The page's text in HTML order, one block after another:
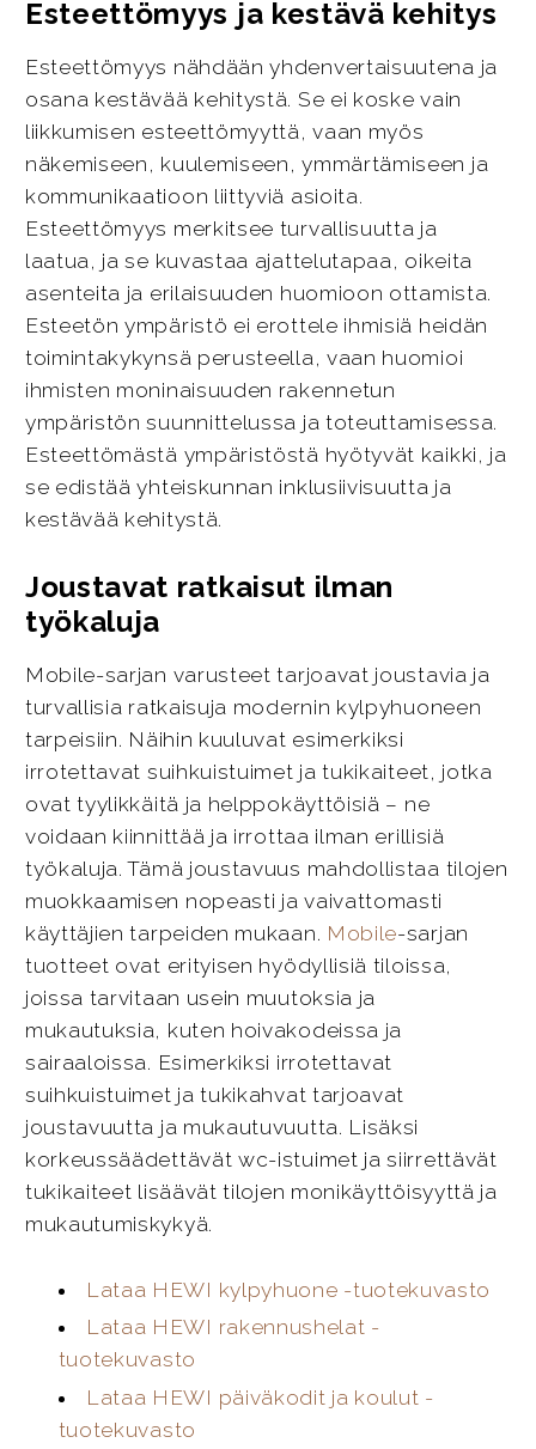
Esteettömyys ja kestävä kehitys
Esteettömyys nähdään yhdenvertaisuutena ja
osana kestävää kehitystä. Se ei koske vain
liikkumisen esteettömyyttä, vaan myös
näkemiseen, kuulemiseen, ymmärtämiseen ja
kommunikaatioon liittyviä asioita.
Esteettömyys merkitsee turvallisuutta ja
laatua, ja se kuvastaa ajattelutapaa, oikeita
asenteita ja erilaisuuden huomioon ottamista.
Esteetön ympäristö ei erottele ihmisiä heidän
toimintakykynsä perusteella, vaan huomioi
ihmisten moninaisuuden rakennetun
ympäristön suunnittelussa ja toteuttamisessa.
Esteettömästä ympäristöstä hyötyvät kaikki, ja
se edistää yhteiskunnan inklusiivisuutta ja
kestävää kehitystä.
Joustavat ratkaisut ilman
työkaluja
Mobile-sarjan varusteet tarjoavat joustavia ja
turvallisia ratkaisuja modernin kylpyhuoneen
tarpeisiin. Näihin kuuluvat esimerkiksi
irrotettavat suihkuistuimet ja tukikaiteet, jotka
ovat tyylikkäitä ja helppokäyttöisiä – ne
voidaan kiinnittää ja irrottaa ilman erillisiä
työkaluja. Tämä joustavuus mahdollistaa tilojen
muokkaamisen nopeasti ja vaivattomasti
käyttäjien tarpeiden mukaan. Mobile-sarjan
tuotteet ovat erityisen hyödyllisiä tiloissa,
joissa tarvitaan usein muutoksia ja
mukautuksia, kuten hoivakodeissa ja
sairaaloissa. Esimerkiksi irrotettavat
suihkuistuimet ja tukikahvat tarjoavat
joustavuutta ja mukautuvuutta. Lisäksi
korkeussäädettävät wc-istuimet ja siirrettävät
tukikaiteet lisäävät tilojen monikäyttöisyyttä ja
mukautumiskykyä.
Lataa HEWI kylpyhuone -tuotekuvasto
Lataa HEWI rakennushelat -
tuotekuvasto
Lataa HEWI päiväkodit ja koulut -
tuotekuvasto